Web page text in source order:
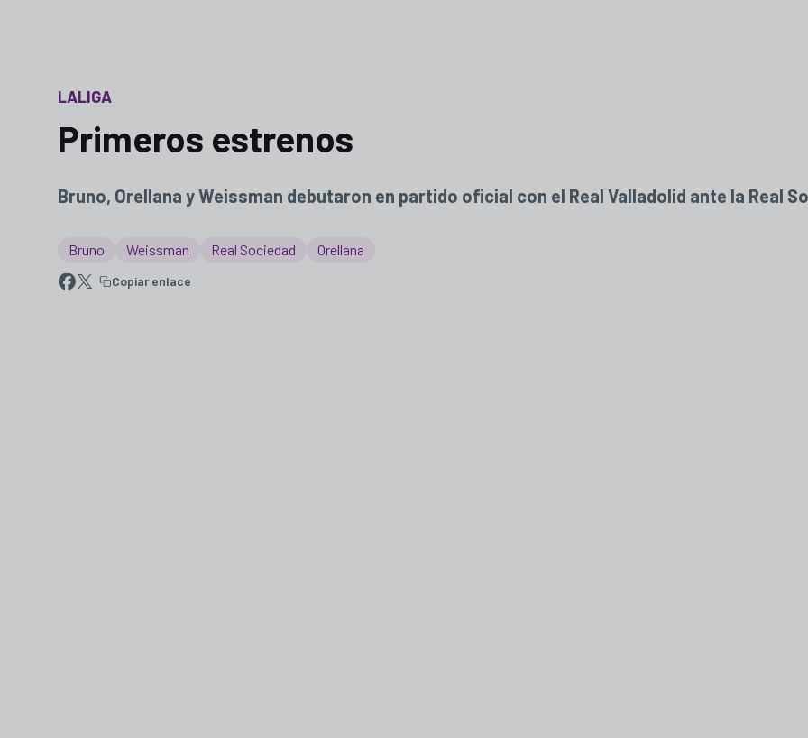
LALIGA
Primeros estrenos
Bruno, Orellana y Weissman debutaron en partido oficial con el Real Valladolid ante la Real
Bruno Weissman Real Sociedad Orellana
Copiar enlace